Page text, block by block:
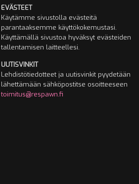
EVÄSTEET
Käytämme sivustolla evästeitä
parantaaksemme käyttökokemustasi.
Käyttämällä sivustoa hyväksyt evästeiden
tallentamisen laitteellesi.
UUTISVINKIT
Lehdistötiedotteet ja uutisvinkit pyydetään
lähettämään sähköpostitse osoitteeseen
toimitus@respawn.fi